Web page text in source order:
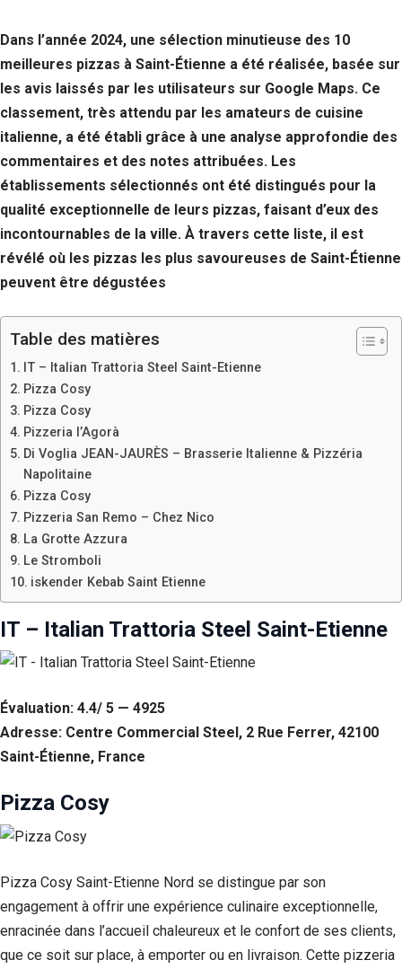
Dans l’année 2024, une sélection minutieuse des 10
meilleures pizzas à Saint-Étienne a été réalisée, basée sur
les avis laissés par les utilisateurs sur Google Maps. Ce
classement, très attendu par les amateurs de cuisine
italienne, a été établi grâce à une analyse approfondie des
commentaires et des notes attribuées. Les
établissements sélectionnés ont été distingués pour la
qualité exceptionnelle de leurs pizzas, faisant d’eux des
incontournables de la ville. À travers cette liste, il est
révélé où les pizzas les plus savoureuses de Saint-Étienne
peuvent être dégustées
Table des matières
IT – Italian Trattoria Steel Saint-Etienne
Pizza Cosy
Pizza Cosy
Pizzeria l’Agorà
Di Voglia JEAN-JAURÈS – Brasserie Italienne & Pizzéria
Napolitaine
Pizza Cosy
Pizzeria San Remo – Chez Nico
La Grotte Azzura
Le Stromboli
iskender Kebab Saint Etienne
IT – Italian Trattoria Steel Saint-Etienne
Évaluation: 4.4/ 5 — 4925
Adresse: Centre Commercial Steel, 2 Rue Ferrer, 42100
Saint-Étienne, France
Pizza Cosy
Pizza Cosy Saint-Etienne Nord se distingue par son
engagement à offrir une expérience culinaire exceptionnelle,
enracinée dans l’accueil chaleureux et le confort de ses clients,
que ce soit sur place, à emporter ou en livraison. Cette pizzeria